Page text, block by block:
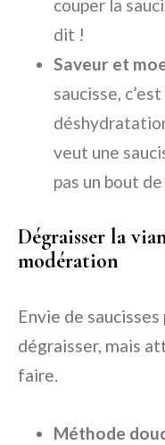
couper la
dit !
Saveur et
saucisse,
veut une
pas un bout
Dégraisser la
modération
Envie de
dégraisser, mais
faire.
Méthode